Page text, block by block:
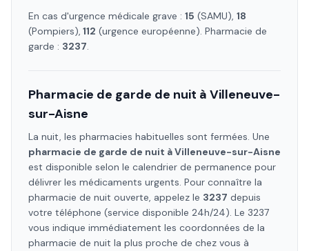
En cas d'urgence médicale grave : 15 (SAMU), 18
(Pompiers), 112 (urgence européenne). Pharmacie de
garde : 3237.
Pharmacie de garde de nuit à Villeneuve-
sur-Aisne
La nuit, les pharmacies habituelles sont fermées. Une
pharmacie de garde de nuit àVilleneuve-sur-Aisne
est disponible selon le calendrier de permanence pour
délivrer les médicaments urgents. Pour connaître la
pharmacie de nuit ouverte, appelez le 3237 depuis
votre téléphone (service disponible 24h/24). Le 3237
vous indique immédiatement les coordonnées de la
pharmacie de nuit la plus proche de chez vous à